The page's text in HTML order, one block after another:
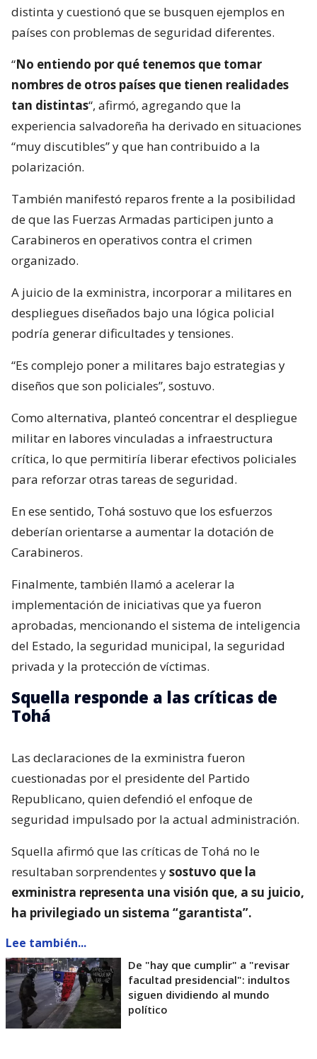
distinta y cuestionó que se busquen ejemplos en
países con problemas de seguridad diferentes.
“No entiendo por qué tenemos que tomar
nombres de otros países que tienen realidades
tan distintas“, afirmó, agregando que la
experiencia salvadoreña ha derivado en situaciones
“muy discutibles” y que han contribuido a la
polarización.
También manifestó reparos frente a la posibilidad
de que las Fuerzas Armadas participen junto a
Carabineros en operativos contra el crimen
organizado.
A juicio de la exministra, incorporar a militares en
despliegues diseñados bajo una lógica policial
podría generar dificultades y tensiones.
“Es complejo poner a militares bajo estrategias y
diseños que son policiales”, sostuvo.
Como alternativa, planteó concentrar el despliegue
militar en labores vinculadas a infraestructura
crítica, lo que permitiría liberar efectivos policiales
para reforzar otras tareas de seguridad.
En ese sentido, Tohá sostuvo que los esfuerzos
deberían orientarse a aumentar la dotación de
Carabineros.
Finalmente, también llamó a acelerar la
implementación de iniciativas que ya fueron
aprobadas, mencionando el sistema de inteligencia
del Estado, la seguridad municipal, la seguridad
privada y la protección de víctimas.
Squella responde a las críticas de
Tohá
Las declaraciones de la exministra fueron
cuestionadas por el presidente del Partido
Republicano, quien defendió el enfoque de
seguridad impulsado por la actual administración.
Squella afirmó que las críticas de Tohá no le
resultaban sorprendentes ysostuvo que la
exministra representa una visión que, a su juicio,
ha privilegiado un sistema “garantista”.
Lee también...
De "hay que cumplir" a "revisar
facultad presidencial": indultos
siguen dividiendo al mundo
político